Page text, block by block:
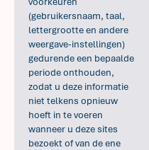
(gebruikersnaam, taal,
lettergrootte en andere
weergave-instellingen)
gedurende een bepaalde
periode onthouden,
zodat u deze informatie
niet telkens opnieuw
hoeft in te voeren
wanneer u deze sites
bezoekt of van de ene